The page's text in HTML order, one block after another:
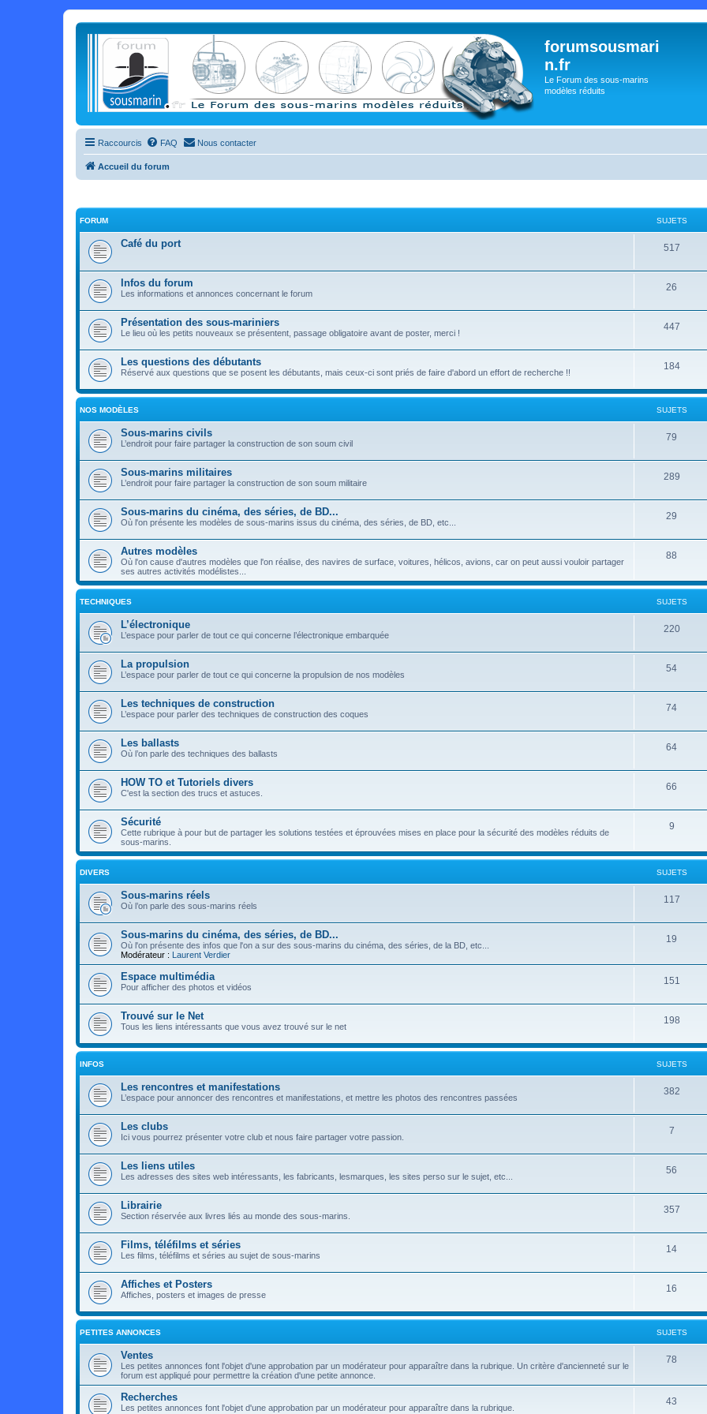
forumsousmari
n.fr
Le Forum des sous-marins
modèles réduits
Raccourcis FAQ Nous contacter
Accueil du forum
FORUM SUJETS
Café du port 517
Infos du forum
Les informations et annonces concernant le forum
26
Présentation des sous-mariniers
Le lieu où les petits nouveaux se présentent, passage obligatoire avant de poster, merci !
447
Les questions des débutants
Réservé aux questions que se posent les débutants, mais ceux-ci sont priés de faire d'abord un effort de recherche !!
184
NOS MODÈLES SUJETS
Sous-marins civils
L’endroit pour faire partager la construction de son soum civil
79
Sous-marins militaires
L’endroit pour faire partager la construction de son soum militaire
289
Sous-marins du cinéma, des séries, de BD...
Où l'on présente les modèles de sous-marins issus du cinéma, des séries, de BD, etc...
29
Autres modèles
Où l'on cause d'autres modèles que l'on réalise, des navires de surface, voitures, hélicos, avions, car on peut aussi vouloir partager
ses autres activités modélistes...
88
TECHNIQUES SUJETS
L’électronique
L’espace pour parler de tout ce qui concerne l’électronique embarquée
220
La propulsion
L’espace pour parler de tout ce qui concerne la propulsion de nos modèles
54
Les techniques de construction
L’espace pour parler des techniques de construction des coques
74
Les ballasts
Où l’on parle des techniques des ballasts
64
HOW TO et Tutoriels divers
C'est la section des trucs et astuces.
66
Sécurité
Cette rubrique à pour but de partager les solutions testées et éprouvées mises en place pour la sécurité des modèles réduits de
sous-marins.
9
DIVERS SUJETS
Sous-marins réels
Où l’on parle des sous-marins réels
117
Sous-marins du cinéma, des séries, de BD...
Où l'on présente des infos que l'on a sur des sous-marins du cinéma, des séries, de la BD, etc...
Modérateur : Laurent Verdier
19
Espace multimédia
Pour afficher des photos et vidéos
151
Trouvé sur le Net
Tous les liens intéressants que vous avez trouvé sur le net
198
INFOS SUJETS
Les rencontres et manifestations
L’espace pour annoncer des rencontres et manifestations, et mettre les photos des rencontres passées
382
Les clubs
Ici vous pourrez présenter votre club et nous faire partager votre passion.
7
Les liens utiles
Les adresses des sites web intéressants, les fabricants, lesmarques, les sites perso sur le sujet, etc...
56
Librairie
Section réservée aux livres liés au monde des sous-marins.
357
Films, téléfilms et séries
Les films, téléfilms et séries au sujet de sous-marins
14
Affiches et Posters
Affiches, posters et images de presse
16
PETITES ANNONCES SUJETS
Ventes
Les petites annonces font l'objet d'une approbation par un modérateur pour apparaître dans la rubrique. Un critère d'ancienneté sur le
forum est appliqué pour permettre la création d'une petite annonce.
78
Recherches
Les petites annonces font l'objet d'une approbation par un modérateur pour apparaître dans la rubrique.
43